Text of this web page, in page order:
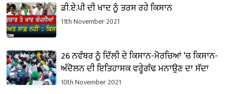
ਡੀ.ਏ.ਪੀ ਦੀ ਖਾਦ ਨੂੰ ਤਰਸ ਰਹੇ ਕਿਸਾਨ
11th November 2021
26 ਨਵੰਬਰ ਨੂੰ ਦਿੱਲੀ ਦੇ ਕਿਸਾਨ-ਮੋਰਚਿਆਂ ‘ਚ ਕਿਸਾਨ-
ਅੰਦੋਲਨ ਦੀ ਇਤਿਹਾਸਕ ਵਰ੍ਹੇਗੰਢ ਮਨਾਉਣ ਦਾ ਸੱਦਾ
10th November 2021